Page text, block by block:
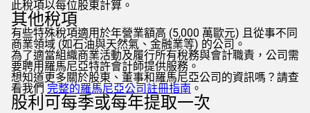
此稅項以每位股東計算。
其他稅項
有些特殊稅項適用於年營業額高 (5,000 萬歐元) 且從事不同
商業領域 (如石油與天然氣、金融業等) 的公司。
為了適當組織商業活動及履行所有稅務與會計職責，公司需
要聘用羅馬尼亞特許會計師提供服務。
想知道更多關於股東、董事和羅馬尼亞公司的資訊嗎？請查
看我們 完整的羅馬尼亞公司註冊指南 。
股利可每季或每年提取一次